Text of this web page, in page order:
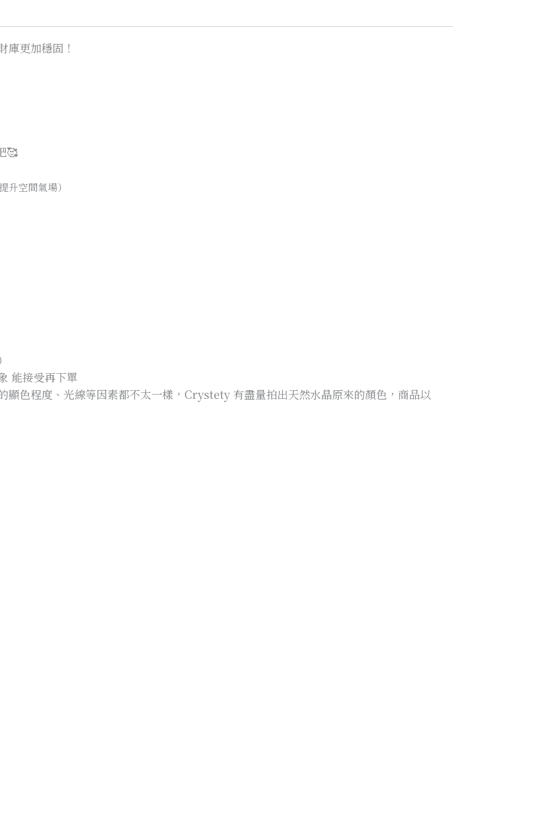
庫更加穩固！
🥰
升空間氣場）
能接受再下單
顯色程度、光線等因素都不太一樣，Crystety 有盡量拍出天然水晶原來的顏色，商品以